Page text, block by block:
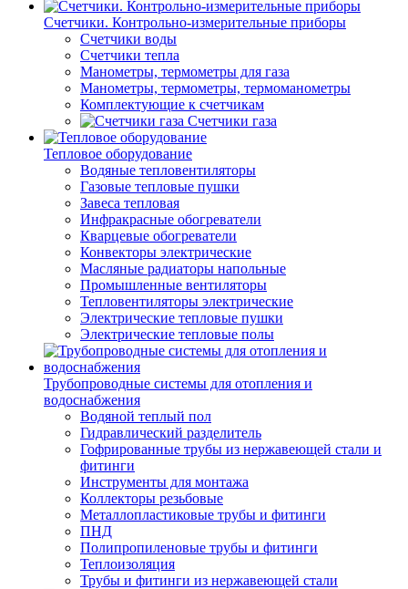
Счетчики. Контрольно-измерительные приборы
Счетчики воды
Счетчики тепла
Манометры, термометры для газа
Манометры, термометры, термоманометры
Комплектующие к счетчикам
Счетчики газа
Тепловое оборудование
Водяные тепловентиляторы
Газовые тепловые пушки
Завеса тепловая
Инфракрасные обогреватели
Кварцевые обогреватели
Конвекторы электрические
Масляные радиаторы напольные
Промышленные вентиляторы
Тепловентиляторы электрические
Электрические тепловые пушки
Электрические тепловые полы
Трубопроводные системы для отопления и
водоснабжения
Водяной теплый пол
Гидравлический разделитель
Гофрированные трубы из нержавеющей стали и
фитинги
Инструменты для монтажа
Коллекторы резьбовые
Металлопластиковые трубы и фитинги
ПНД
Полипропиленовые трубы и фитинги
Теплоизоляция
Трубы и фитинги из нержавеющей стали